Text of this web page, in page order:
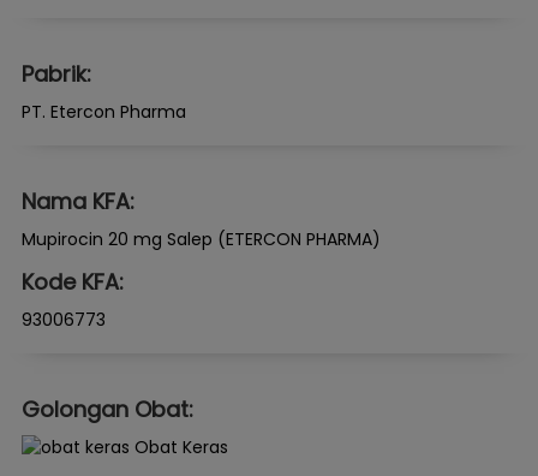
Pabrik:
PT. Etercon Pharma
Nama KFA:
Mupirocin 20 mg Salep (ETERCON PHARMA)
Kode KFA:
93006773
Golongan Obat:
Obat Keras